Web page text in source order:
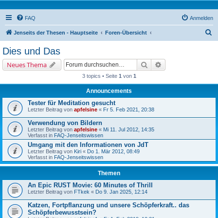
FAQ Anmelden
Jenseits der Thesen - Hauptseite Foren-Übersicht
Dies und Das
Neues Thema Suche
3 topics • Seite 1 von 1
Announcements
Tester für Meditation gesucht
Letzter Beitrag von apfelsine « Fr 5. Feb 2021, 20:38
Verwendung von Bildern
Letzter Beitrag von apfelsine « Mi 11. Jul 2012, 14:35
Verfasst in FAQ-Jenseitswissen
Umgang mit den Informationen von JdT
Letzter Beitrag von Kiri « Do 1. Mär 2012, 08:49
Verfasst in FAQ-Jenseitswissen
Themen
An Epic RUST Movie: 60 Minutes of Thrill
Letzter Beitrag von FTkek « Do 9. Jan 2025, 12:14
Katzen, Fortpflanzung und unsere Schöpferkraft.. das
Schöpferbewusstsein?